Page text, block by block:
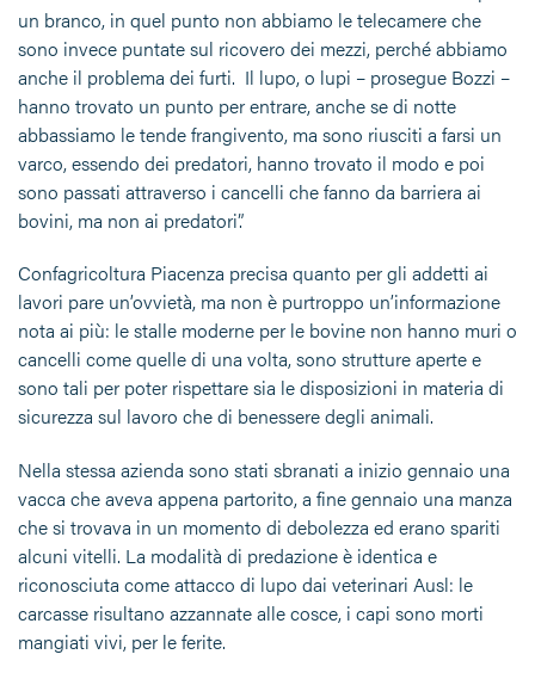
un branco, in quel punto non abbiamo le telecamere che
sono invece puntate sul ricovero dei mezzi, perché abbiamo
anche il problema dei furti. Il lupo, o lupi – prosegue Bozzi –
hanno trovato un punto per entrare, anche se di notte
abbassiamo le tende frangivento, ma sono riusciti a farsi un
varco, essendo dei predatori, hanno trovato il modo e poi
sono passati attraverso i cancelli che fanno da barriera ai
bovini, ma non ai predatori”.
Confagricoltura Piacenza precisa quanto per gli addetti ai
lavori pare un’ovvietà, ma non è purtroppo un’informazione
nota ai più: le stalle moderne per le bovine non hanno muri o
cancelli come quelle di una volta, sono strutture aperte e
sono tali per poter rispettare sia le disposizioni in materia di
sicurezza sul lavoro che di benessere degli animali.
Nella stessa azienda sono stati sbranati a inizio gennaio una
vacca che aveva appena partorito, a fine gennaio una manza
che si trovava in un momento di debolezza ed erano spariti
alcuni vitelli. La modalità di predazione è identica e
riconosciuta come attacco di lupo dai veterinari Ausl: le
carcasse risultano azzannate alle cosce, i capi sono morti
mangiati vivi, per le ferite.